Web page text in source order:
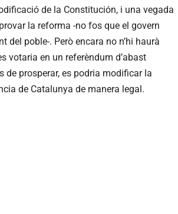
de la Constitución, i una vegada
la reforma -no fos que el govern
del poble-. Però encara no n’hi haurà
votaria en un referèndum d’abast
prosperar, es podria modificar la
de Catalunya de manera legal.